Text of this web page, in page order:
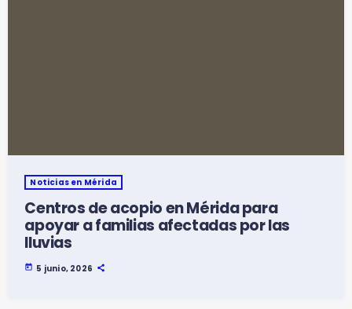
Noticias en Mérida
Centros de acopio en Mérida para
apoyar a familias afectadas por las
lluvias
today 5 junio, 2026